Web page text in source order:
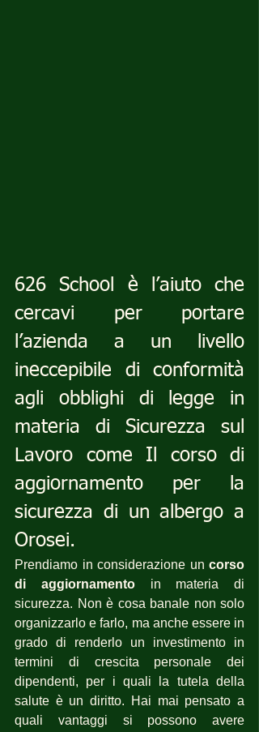
626 School è l’aiuto che
cercavi per portare
l’azienda a un livello
ineccepibile di conformità
agli obblighi di legge in
materia di Sicurezza sul
Lavoro come Il corso di
aggiornamento per la
sicurezza di un albergo a
Orosei.
Prendiamo in considerazione un corso
di aggiornamento in materia di
sicurezza. Non è cosa banale non solo
organizzarlo e farlo, ma anche essere in
grado di renderlo un investimento in
termini di crescita personale dei
dipendenti, per i quali la tutela della
salute è un diritto. Hai mai pensato a
quali vantaggi si possono avere